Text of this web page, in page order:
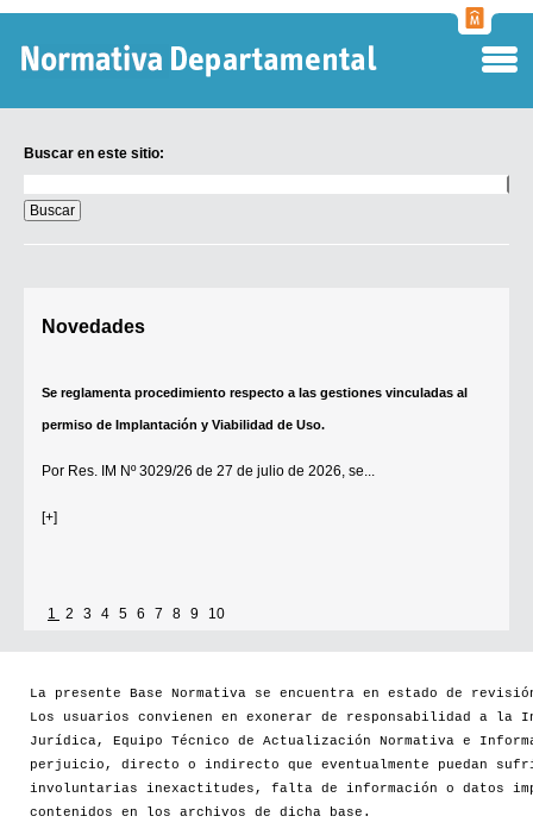
Buscar en este sitio:
en
este
sitio:
Novedades
Se reglamenta procedimiento respecto a las gestiones vinculadas al
permiso de Implantación y Viabilidad de Uso.
Por Res. IM Nº 3029/26 de 27 de julio de 2026, se...
[+]
1 2 3 4 5 6 7 8 9 10
La presente Base Normativa se encuentra en estado de
Los usuarios convienen en exonerar de responsabilidad a la
Jurídica, Equipo Técnico de Actualización Normativa e
perjuicio, directo o indirecto que eventualmente puedan
involuntarias inexactitudes, falta de información o datos
contenidos en los archivos de dicha base.